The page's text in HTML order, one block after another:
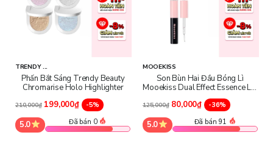
TRENDY ...
Phấn Bắt Sáng Trendy Beauty
Chromarise Holo Highlighter
210,000₫ 199,000₫ -5%
5.0 Đã bán 0
MOOEKISS
Son Bùn Hai Đầu Bóng Lì
Mooekiss Dual Effect Essence Lip
Mud
125,000₫ 80,000₫ -36%
5.0 Đã bán 91